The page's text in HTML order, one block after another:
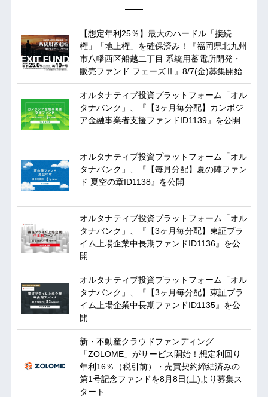
【想定年利25％】最大のハードル「接続
権」「地上権」を確保済み！『福岡県北九州
市八幡西区船越二丁目 系統用蓄電所開発・
販売ファンド フェーズⅡ』8/7(金)募集開始
オルタナティブ投資プラットフォーム「オル
タナバンク」、『【3ヶ月毎分配】カンボジ
ア金融事業者支援ファンドID1139』を公開
オルタナティブ投資プラットフォーム「オル
タナバンク」、『【毎月分配】夏の陣ファン
ド 夏空の章ID1138』を公開
オルタナティブ投資プラットフォーム「オル
タナバンク」、『【3ヶ月毎分配】東証プラ
イム上場企業中長期ファンドID1136』を公
開
オルタナティブ投資プラットフォーム「オル
タナバンク」、『【3ヶ月毎分配】東証プラ
イム上場企業中長期ファンドID1135』を公
開
新・不動産クラウドファンディング
「ZOLOME」がサービス開始！想定利回り
年利16％（税引前）・売買契約締結済みの
第1号記念ファンドを8月8日(土)より募集ス
タート